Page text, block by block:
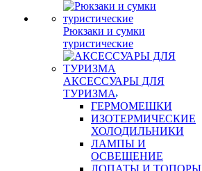
Рюкзаки и сумки
туристические
АКСЕССУАРЫ ДЛЯ
ТУРИЗМА
ГЕРМОМЕШКИ
ИЗОТЕРМИЧЕСКИЕ
ХОЛОДИЛЬНИКИ
ЛАМПЫ И
ОСВЕЩЕНИЕ
ЛОПАТЫ И ТОПОРЫ